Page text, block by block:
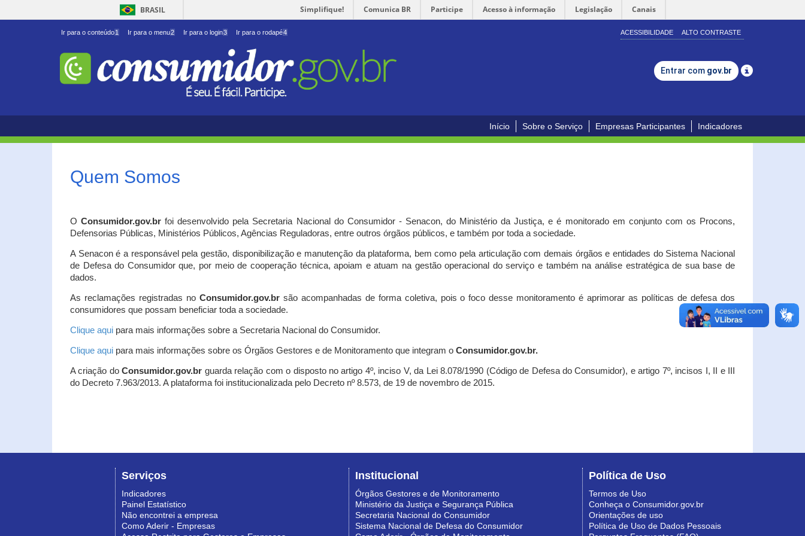
BRASIL Simplifique! Comunica BR Participe Acesso à informação Legislação Canais
Ir para o conteúdo1 Ir para o menu2 Ir para o login3 Ir para o rodapé4 ACESSIBILIDADE ALTO CONTRASTE
Entrar com gov.br
Início Sobre o Serviço Empresas Participantes Indicadores
Quem Somos
OConsumidor.gov.br foi desenvolvido pela Secretaria Nacional do Consumidor - Senacon, do Ministério da Justiça, e é monitorado em conjunto com os Procons,
Defensorias Públicas, Ministérios Públicos, Agências Reguladoras, entre outros órgãos públicos, e também por toda a sociedade.
A Senacon é a responsável pela gestão, disponibilização e manutenção da plataforma, bem como pela articulação com demais órgãos e entidades do Sistema Nacional
de Defesa do Consumidor que, por meio de cooperação técnica, apoiam e atuam na gestão operacional do serviço e também na análise estratégica de sua base de
dados.
As reclamações registradas no Consumidor.gov.brsão acompanhadas de forma coletiva, pois o foco desse monitoramento é aprimorar as políticas de defesa dos
consumidores que possam beneficiar toda a sociedade.
Clique aqui para mais informações sobre a Secretaria Nacional do Consumidor.
Clique aqui para mais informações sobre os Órgãos Gestores e de Monitoramento que integram o Consumidor.gov.br.
A criação doConsumidor.gov.br guarda relação com o disposto no artigo 4º, inciso V, da Lei 8.078/1990 (Código de Defesa do Consumidor), e artigo 7º, incisos I, II e III
do Decreto 7.963/2013. A plataforma foi institucionalizada pelo Decreto nº 8.573, de 19 de novembro de 2015.
Serviços
Indicadores
Painel Estatístico
Não encontrei a empresa
Como Aderir - Empresas
Institucional
Órgãos Gestores e de Monitoramento
Ministério da Justiça e Segurança Pública
Secretaria Nacional do Consumidor
Sistema Nacional de Defesa do Consumidor
Política de Uso
Termos de Uso
Conheça o Consumidor.gov.br
Orientações de uso
Política de Uso de Dados Pessoais